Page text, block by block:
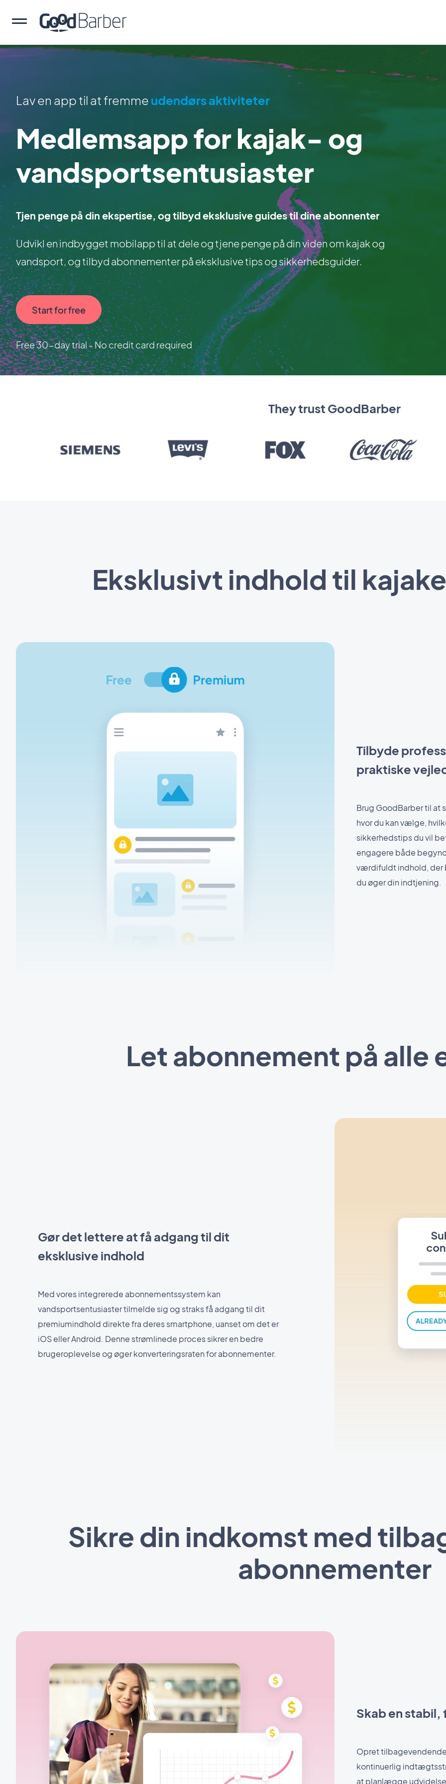
Lav en app til at fremme udendørs aktiviteter
Medlemsapp for kajak- og
vandsportsentusiaster
Tjen penge på din ekspertise, og tilbyd eksklusive guides til dine abonnenter
Udvikl en indbygget mobilapp til at dele og tjene penge på din viden om kajak og
vandsport, og tilbyd abonnementer på eksklusive tips og sikkerhedsguider.
Start for free
Free 30-day trial - No credit card required
They trust GoodBarber
Eksklusivt indhold til
Tilbyde
praktiske
Brug GoodBarber til at
hvor du kan vælge,
sikkerhedstips du vil
engagere både
værdifuldt indhold, der
du øger din indtjening.
Let abonnement på alle
Gør det lettere at få adgang til dit
eksklusive indhold
Med vores integrerede abonnementssystem kan
vandsportsentusiaster tilmelde sig og straks få adgang til dit
premiumindhold direkte fra deres smartphone, uanset om det er
iOS eller Android. Denne strømlinede proces sikrer en bedre
brugeroplevelse og øger konverteringsraten for abonnementer.
Sikre din indkomst med
abonnementer
Skab en
Opret
kontinuerlig
at planlægge